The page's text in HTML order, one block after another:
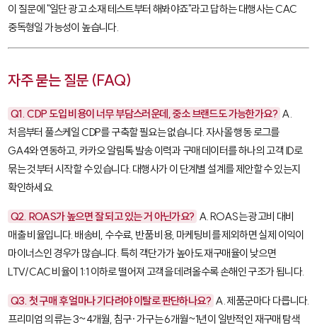
이 질문에 "일단 광고 소재 테스트부터 해봐야죠"라고 답하는 대행사는 CAC
중독형일 가능성이 높습니다.
자주 묻는 질문 (FAQ)
Q1. CDP 도입 비용이 너무 부담스러운데, 중소 브랜드도 가능한가요? A.
처음부터 풀스케일 CDP를 구축할 필요는 없습니다. 자사몰 행동 로그를
GA4와 연동하고, 카카오 알림톡 발송 이력과 구매 데이터를 하나의 고객 ID로
묶는 것부터 시작할 수 있습니다. 대행사가 이 단계별 설계를 제안할 수 있는지
확인하세요.
Q2. ROAS가 높으면 잘 되고 있는 거 아닌가요? A. ROAS는 광고비 대비
매출 비율입니다. 배송비, 수수료, 반품 비용, 마케팅비를 제외하면 실제 이익이
마이너스인 경우가 많습니다. 특히 객단가가 높아도 재구매율이 낮으면
LTV/CAC 비율이 1:1 이하로 떨어져 고객을 데려올수록 손해인 구조가 됩니다.
Q3. 첫 구매 후 얼마나 기다려야 이탈로 판단하나요? A. 제품군마다 다릅니다.
프리미엄 의류는 3~4개월, 침구·가구는 6개월~1년이 일반적인 재구매 탐색